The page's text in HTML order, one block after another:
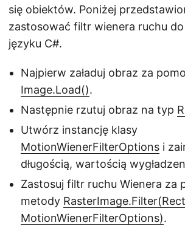
się obiektów. Poniżej
zastosować filtr wienera ruchu
języku C#.
Najpierw załaduj obraz za
Image.Load().
Następnie rzutuj obraz na typ
Utwórz instancję klasy
MotionWienerFilterOptions i
długością, wartością
Zastosuj filtr ruchu Wienera za
metody
MotionWienerFilterOptions).